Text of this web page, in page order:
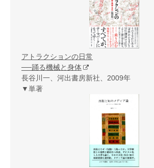
アトラクションの日常
──踊る機械と身体
長谷川一、河出書房新社、2009年
▼単著